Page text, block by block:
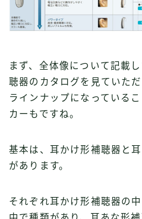
まず、全体像について記載
聴器のカタログを見ていた
ラインナップになっている
カーもですね。
基本は、耳かけ形補聴器と
があります。
それぞれ耳かけ形補聴器の